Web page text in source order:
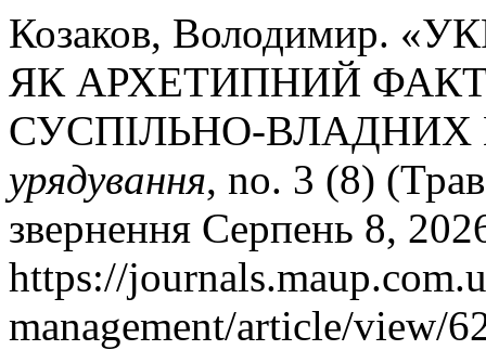
Козаков, Володимир.
ЯК АРХЕТИПНИЙ
СУСПІЛЬНО-ВЛАДНИХ
урядування, no. 3 (8)
звернення Серпень 8,
https://
management/article/view/